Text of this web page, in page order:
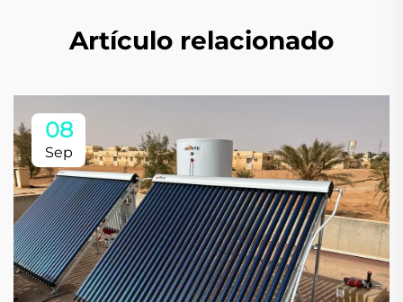
Artículo relacionado
08
Sep